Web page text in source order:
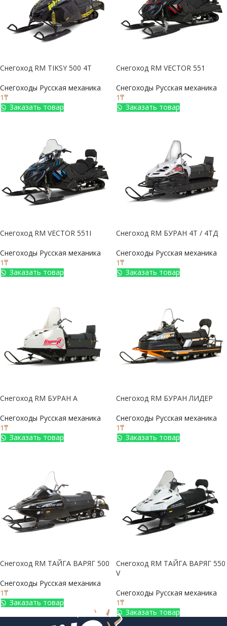
Снегоход RM TIKSY 500 4Т
Снегоходы Русская механика
1₸
Заказать товар
Снегоход RM VECTOR 551
Снегоходы Русская механика
1₸
Заказать товар
Снегоход RM VECTOR 551I
Снегоходы Русская механика
1₸
Заказать товар
Снегоход RM БУРАН 4Т / 4ТД
Снегоходы Русская механика
1₸
Заказать товар
Снегоход RM БУРАН А
Снегоходы Русская механика
1₸
Заказать товар
Снегоход RM БУРАН ЛИДЕР
Снегоходы Русская механика
1₸
Заказать товар
Снегоход RM ТАЙГА ВАРЯГ 500
Снегоходы Русская механика
1₸
Заказать товар
Снегоход RM ТАЙГА ВАРЯГ 550
V
Снегоходы Русская механика
1₸
Заказать товар